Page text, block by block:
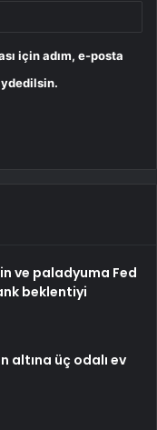
için adım, e-posta
ve paladyuma Fed
beklentiyi
altına üç odalı ev